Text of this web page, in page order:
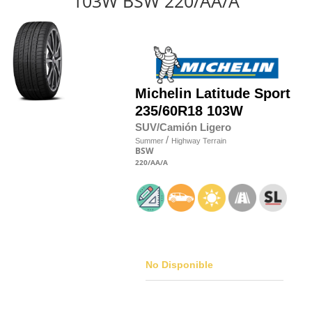
Michelin Latitude Sport
235/60R18 103W
SUV/Camión Ligero
Summer / Highway Terrain
BSW
220/AA/A
No Disponible